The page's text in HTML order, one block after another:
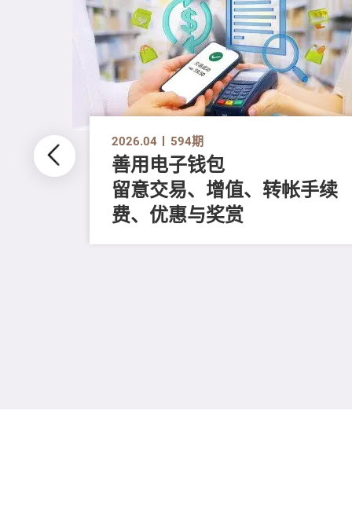
2026.04 594期
善用电子钱包
留意交易、增值、转帐手续
费、优惠与奖赏